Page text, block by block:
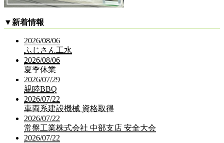
▼ 新着情報
2026/08/06
ふじさん工水
2026/08/06
夏季休業
2026/07/29
親睦BBQ
2026/07/22
車両系建設機械 資格取得
2026/07/22
常盤工業株式会社 中部支店 安全大会
2026/07/22